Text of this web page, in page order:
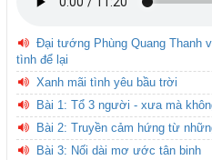
Đại tướng Phùng Quang Thanh
tình để lại
Xanh mãi tình yêu bầu trời
Bài 1: Tổ 3 người - xưa mà
Bài 2: Truyền cảm hứng từ
Bài 3: Nối dài mơ ước tân binh